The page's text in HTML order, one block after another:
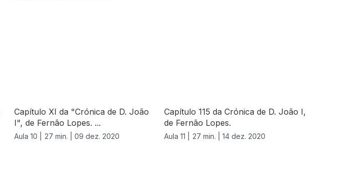
Capítulo XI da "Crónica de D. João
I", de Fernão Lopes. ...
Aula 10 | 27 min. | 09 dez. 2020
Capítulo 115 da Crónica de D. João I,
de Fernão Lopes.
Aula 11 | 27 min. | 14 dez. 2020